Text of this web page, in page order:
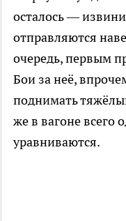
осталось —
отправляются
очередь, первым
Бои за неё,
поднимать
же в вагоне всего
уравниваются.